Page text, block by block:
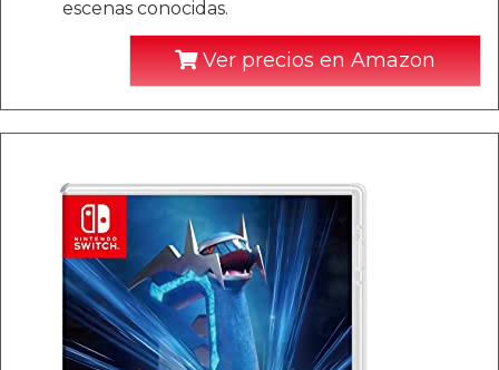
escenas conocidas.
Ver precios en Amazon